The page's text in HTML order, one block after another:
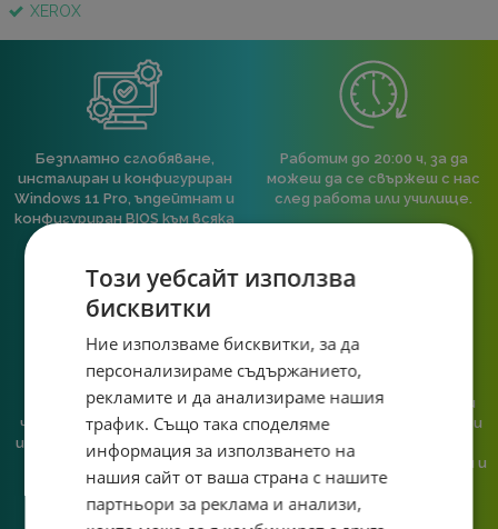
XEROX
Безплатно сглобяване,
инсталиран и конфигуриран
Windows 11 Pro, ъпдейтнат и
конфигуриран BIOS към всяка
Работим до 20:00 ч, за да
можеш да се свържеш с нас
след работа или училище.
При нас говориш с реален
човек, не с чатбот, когато
имаш нужда от консултация
или справяне с проблем.
Сглобяваме, поддържаме и
обслужваме. Като магазин и
гарантираме бърза реакция и
познаване на твоята
система.
Този уебсайт използва
бисквитки
Ние използваме бисквитки, за да
персонализираме съдържанието,
рекламите и да анализираме нашия
трафик. Също така споделяме
информация за използването на
нашия сайт от ваша страна с нашите
партньори за реклама и анализи,